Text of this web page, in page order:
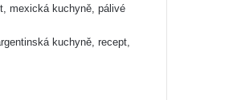
mexická kuchyně, pálivé
kuchyně, recept,